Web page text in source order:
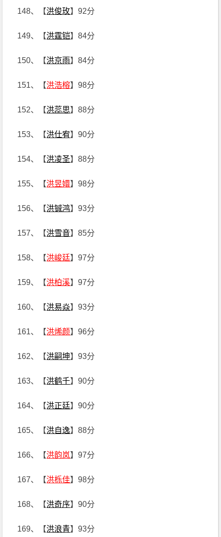
148、【洪俊玫】92分
149、【洪霆铠】84分
150、【洪京雨】84分
151、【洪浩榕】98分
152、【洪蕊思】88分
153、【洪仕宥】90分
154、【洪凌圣】88分
155、【洪昱嬛】98分
156、【洪铖鸿】93分
157、【洪雪音】85分
158、【洪峻廷】97分
159、【洪柏溪】97分
160、【洪易焱】93分
161、【洪烯颜】96分
162、【洪嗣坤】93分
163、【洪鹤千】90分
164、【洪正廷】90分
165、【洪自逸】88分
166、【洪韵岚】97分
167、【洪栎佳】98分
168、【洪奇序】90分
169、【洪浪青】93分